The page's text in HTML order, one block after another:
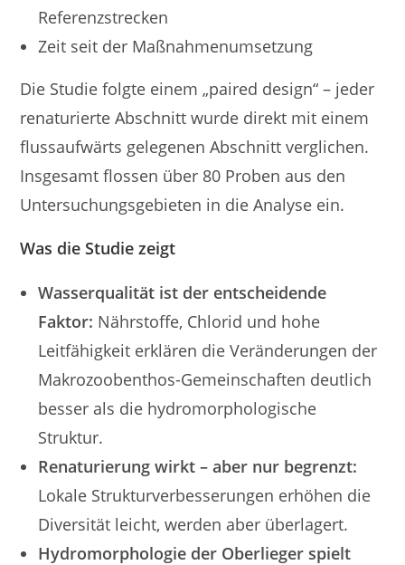
Referenzstrecken
Zeit seit der Maßnahmenumsetzung
Die Studie folgte einem „paired design“ – jeder
renaturierte Abschnitt wurde direkt mit einem
flussaufwärts gelegenen Abschnitt verglichen.
Insgesamt flossen über 80 Proben aus den
Untersuchungsgebieten in die Analyse ein.
Was die Studie zeigt
Wasserqualität ist der entscheidende
Faktor: Nährstoffe, Chlorid und hohe
Leitfähigkeit erklären die Veränderungen der
Makrozoobenthos-Gemeinschaften deutlich
besser als die hydromorphologische
Struktur.
Renaturierung wirkt – aber nur begrenzt:
Lokale Strukturverbesserungen erhöhen die
Diversität leicht, werden aber überlagert.
Hydromorphologie der Oberlieger spielt